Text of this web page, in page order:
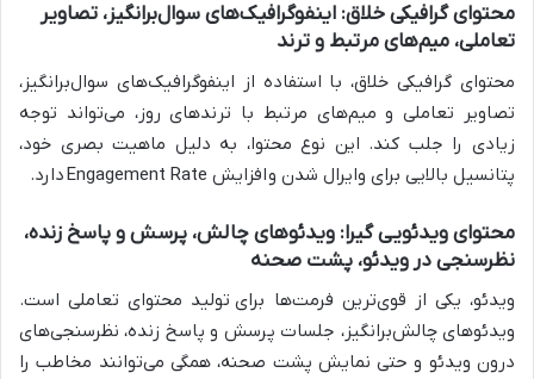
محتوای گرافیکی خلاق: اینفوگرافیک‌های سوال‌برانگیز، تصاویر
تعاملی، میم‌های مرتبط و ترند
محتوای گرافیکی خلاق، با استفاده از اینفوگرافیک‌های سوال‌برانگیز،
تصاویر تعاملی و میم‌های مرتبط با ترندهای روز، می‌تواند توجه
زیادی را جلب کند. این نوع محتوا، به دلیل ماهیت بصری خود،
پتانسیل بالایی برای وایرال شدن وافزایش Engagement Rate دارد.
محتوای ویدئویی گیرا: ویدئوهای چالش، پرسش و پاسخ زنده،
نظرسنجی در ویدئو، پشت صحنه
ویدئو، یکی از قوی‌ترین فرمت‌ها برای تولید محتوای تعاملی است.
ویدئوهای چالش‌برانگیز، جلسات پرسش و پاسخ زنده، نظرسنجی‌های
درون ویدئو و حتی نمایش پشت صحنه، همگی می‌توانند مخاطب را